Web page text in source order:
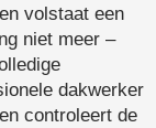
volstaat een
niet meer –
dakwerker
controleert de